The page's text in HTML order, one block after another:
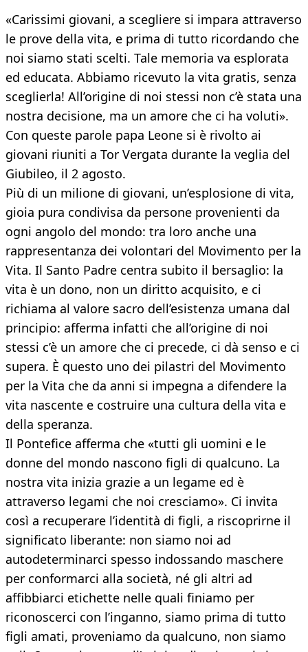
«Carissimi giovani, a scegliere si impara attraverso
le prove della vita, e prima di tutto ricordando che
noi siamo stati scelti. Tale memoria va esplorata
ed educata. Abbiamo ricevuto la vita gratis, senza
sceglierla! All’origine di noi stessi non c’è stata una
nostra decisione, ma un amore che ci ha voluti».
Con queste parole papa Leone si è rivolto ai
giovani riuniti a Tor Vergata durante la veglia del
Giubileo, il 2 agosto.
Più di un milione di giovani, un’esplosione di vita,
gioia pura condivisa da persone provenienti da
ogni angolo del mondo: tra loro anche una
rappresentanza dei volontari del Movimento per la
Vita. Il Santo Padre centra subito il bersaglio: la
vita è un dono, non un diritto acquisito, e ci
richiama al valore sacro dell’esistenza umana dal
principio: afferma infatti che all’origine di noi
stessi c’è un amore che ci precede, ci dà senso e ci
supera. È questo uno dei pilastri del Movimento
per la Vita che da anni si impegna a difendere la
vita nascente e costruire una cultura della vita e
della speranza.
Il Pontefice afferma che «tutti gli uomini e le
donne del mondo nascono figli di qualcuno. La
nostra vita inizia grazie a un legame ed è
attraverso legami che noi cresciamo». Ci invita
così a recuperare l’identità di figli, a riscoprirne il
significato liberante: non siamo noi ad
autodeterminarci spesso indossando maschere
per conformarci alla società, né gli altri ad
affibbiarci etichette nelle quali finiamo per
riconoscerci con l’inganno, siamo prima di tutto
figli amati, proveniamo da qualcuno, non siamo